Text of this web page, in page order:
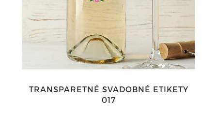
TRANSPARETNÉ SVADOBNÉ ETIKETY
017